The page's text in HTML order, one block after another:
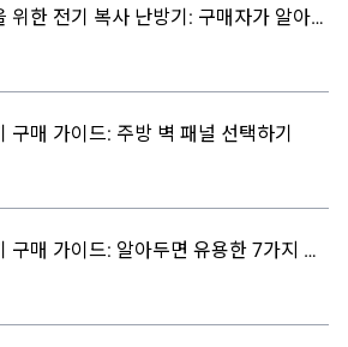
위한 전기 복사 난방기: 구매자가 알아야
구매 가이드: 주방 벽 패널 선택하기
구매 가이드: 알아두면 유용한 7가지 사